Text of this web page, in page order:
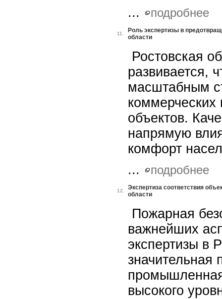
...
подробнее
11.
Роль экспертизы в
области
Ростовская
развивается,
масштабным
объектов.
напрямую
комфорт
...
подробнее
12.
Экспертиза соответствия
области
Пожарная
важнейших
экспертизы в
значительная
высокого